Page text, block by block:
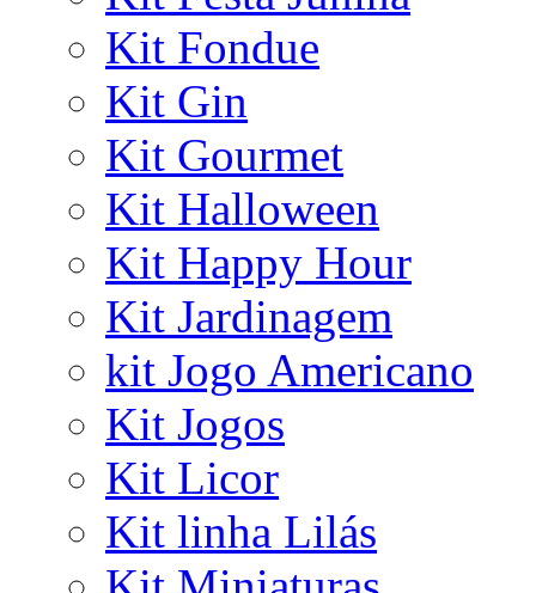
Kit Fondue
Kit Gin
Kit Gourmet
Kit Halloween
Kit Happy Hour
Kit Jardinagem
kit Jogo Americano
Kit Jogos
Kit Licor
Kit linha Lilás